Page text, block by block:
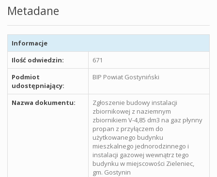
Metadane
Informacje
Ilość odwiedzin:
671
Podmiot
udostępniający:
BIP Powiat Gostyniński
Nazwa dokumentu:
Zgłoszenie budowy instalacji
zbiornikowej z naziemnym
zbiornikiem V-4,85 dm3 na gaz płynny
propan z przyłączem do
użytkowanego budynku
mieszkalnego jednorodzinnego i
instalacji gazowej wewnątrz tego
budynku w miejscowości Zieleniec,
gm. Gostynin